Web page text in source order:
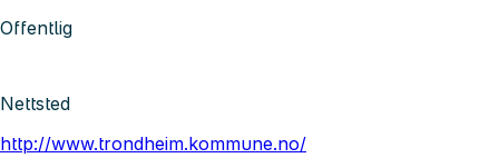
Offentlig
Nettsted
http://www.trondheim.kommune.no/